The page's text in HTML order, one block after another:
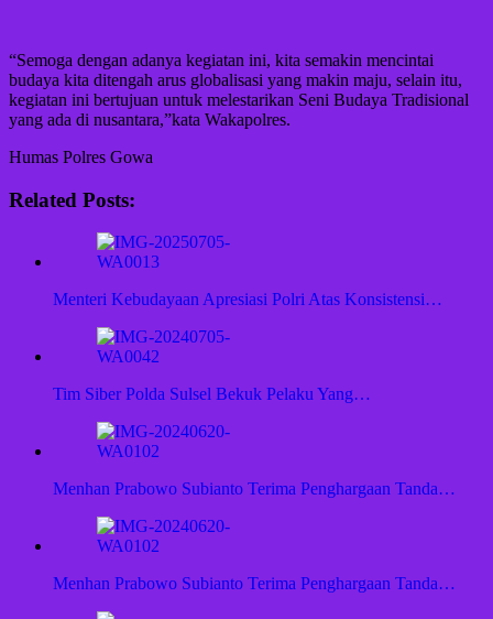
“Semoga dengan adanya kegiatan ini, kita semakin mencintai
budaya kita ditengah arus globalisasi yang makin maju, selain itu,
kegiatan ini bertujuan untuk melestarikan Seni Budaya Tradisional
yang ada di nusantara,”kata Wakapolres.
Humas Polres Gowa
Related Posts:
Menteri Kebudayaan Apresiasi Polri Atas Konsistensi…
Tim Siber Polda Sulsel Bekuk Pelaku Yang…
Menhan Prabowo Subianto Terima Penghargaan Tanda…
Menhan Prabowo Subianto Terima Penghargaan Tanda…